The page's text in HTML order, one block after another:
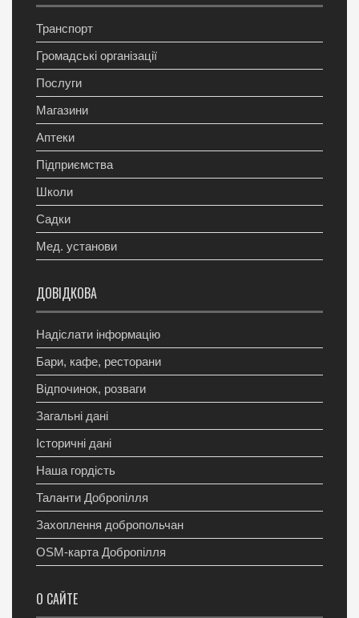
Транспорт
Громадські організації
Послуги
Магазини
Аптеки
Підприємства
Школи
Садки
Мед. установи
ДОВІДКОВА
Надіслати інформацію
Бари, кафе, ресторани
Відпочинок, розваги
Загальні дані
Історичні дані
Наша гордість
Таланти Добропілля
Захоплення добропольчан
OSM-карта Добропілля
О САЙТЕ